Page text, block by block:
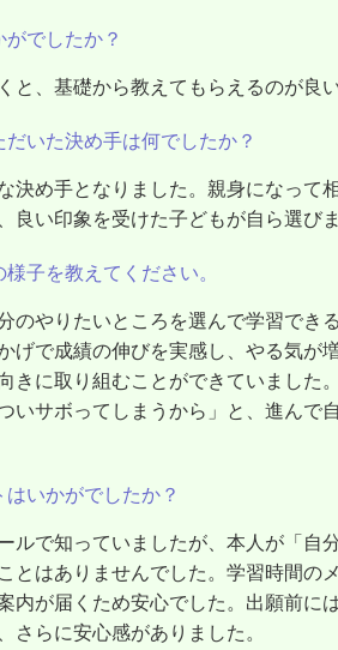
でしたか？
、基礎から教えてもらえるのが良
いた決め手は何でしたか？
め手となりました。親身になって
い印象を受けた子どもが自ら選びま
子を教えてください。
のやりたいところを選んで学習でき
げで成績の伸びを実感し、やる気が
きに取り組むことができていました
いサボってしまうから」と、進んで
いかがでしたか？
ルで知っていましたが、本人が「自
とはありませんでした。学習時間の
内が届くため安心でした。出願前に
らに安心感がありました。